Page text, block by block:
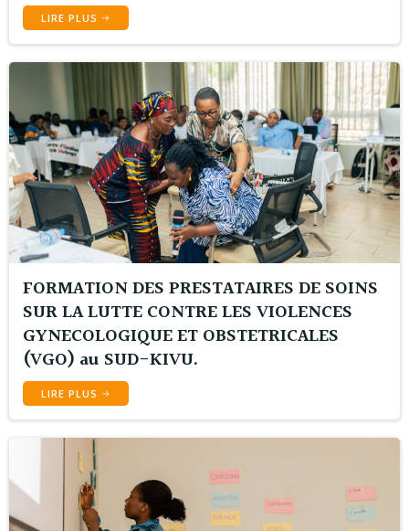
LIRE PLUS
FORMATION DES PRESTATAIRES DE SOINS
SUR LA LUTTE CONTRE LES VIOLENCES
GYNECOLOGIQUE ET OBSTETRICALES
(VGO) au SUD-KIVU.
LIRE PLUS